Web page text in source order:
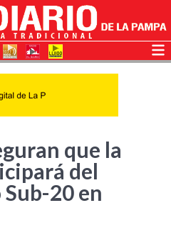
que la
del
20 en